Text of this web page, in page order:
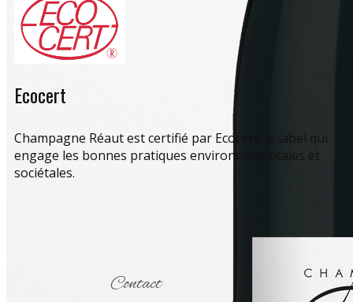
Ecocert
Champagne Réaut est certifié par Ecocert, le label qui
engage les bonnes pratiques environnementales et
sociétales.
Contact